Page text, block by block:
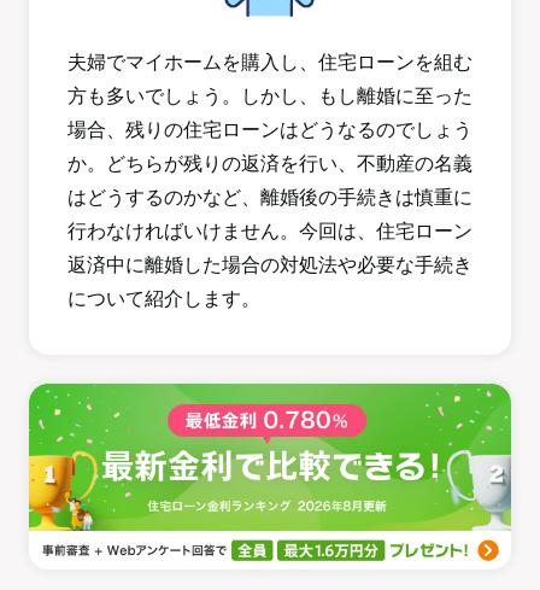
夫婦でマイホームを購入し、住宅ローンを組む
方も多いでしょう。しかし、もし離婚に至った
場合、残りの住宅ローンはどうなるのでしょう
か。どちらが残りの返済を行い、不動産の名義
はどうするのかなど、離婚後の手続きは慎重に
行わなければいけません。今回は、住宅ローン
返済中に離婚した場合の対処法や必要な手続き
について紹介します。